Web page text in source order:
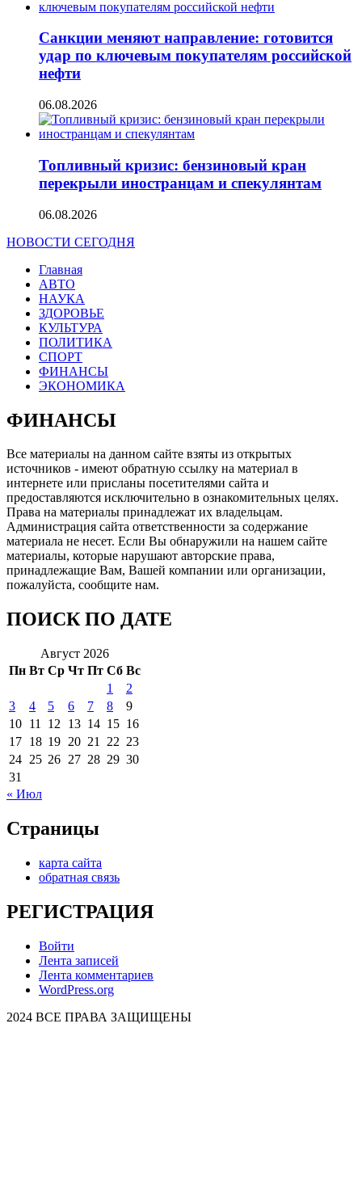
Санкции меняют направление: готовится
удар по ключевым покупателям российской
нефти
06.08.2026
Топливный кризис: бензиновый кран
перекрыли иностранцам и спекулянтам
06.08.2026
НОВОСТИ СЕГОДНЯ
Главная
АВТО
НАУКА
ЗДОРОВЬЕ
КУЛЬТУРА
ПОЛИТИКА
СПОРТ
ФИНАНСЫ
ЭКОНОМИКА
ФИНАНСЫ
Все материалы на данном сайте взяты из открытых
источников - имеют обратную ссылку на материал в
интернете или присланы посетителями сайта и
предоставляются исключительно в ознакомительных целях.
Права на материалы принадлежат их владельцам.
Администрация сайта ответственности за содержание
материала не несет. Если Вы обнаружили на нашем сайте
материалы, которые нарушают авторские права,
принадлежащие Вам, Вашей компании или организации,
пожалуйста, сообщите нам.
ПОИСК ПО ДАТЕ
Август 2026
Пн Вт Ср Чт Пт Сб Вс
1
2
3
4 5 6 7 8
9
10 11 12 13 14 15 16
17 18 19 20 21 22 23
24 25 26 27 28 29 30
31
« Июл
Страницы
карта сайта
обратная связь
РЕГИСТРАЦИЯ
Войти
Лента записей
Лента комментариев
WordPress.org
2024 ВСЕ ПРАВА ЗАЩИЩЕНЫ